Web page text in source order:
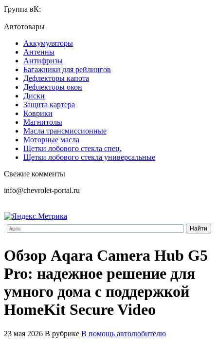
Группа вК:
Автотовары
Аккумуляторы
Антенны
Антифризы
Багажники для рейлингов
Дефлекторы капота
Дефлекторы окон
Диски
Защита картера
Коврики
Магнитолы
Масла трансмиссионные
Моторные масла
Щетки лобового стекла спец.
Щетки лобового стекла универсальные
Свежие комменты
info@chevrolet-portal.ru
Обзор Aqara Camera Hub G5
Pro: надежное решение для
умного дома с поддержкой
HomeKit Secure Video
23 мая 2026 В рубрике В помощь автолюбителю